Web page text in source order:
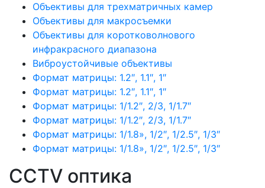
Объективы для трехматричных камер
Объективы для макросъемки
Объективы для коротковолнового
инфракрасного диапазона
Виброустойчивые объективы
Формат матрицы: 1.2″, 1.1″, 1″
Формат матрицы: 1.2″, 1.1″, 1″
Формат матрицы: 1/1.2″, 2/3, 1/1.7″
Формат матрицы: 1/1.2″, 2/3, 1/1.7″
Формат матрицы: 1/1.8», 1/2″, 1/2.5″, 1/3″
Формат матрицы: 1/1.8», 1/2″, 1/2.5″, 1/3″
CCTV оптика